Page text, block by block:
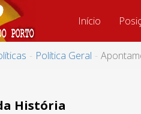
Início
Política Geral
História